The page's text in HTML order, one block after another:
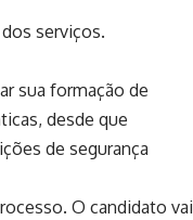
serviços.
sua formação de
desde que
de segurança
O candidato vai